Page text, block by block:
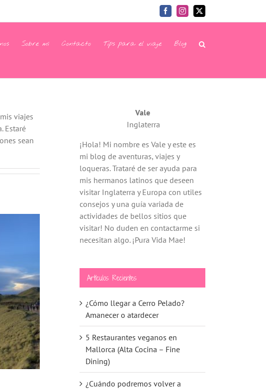
FacebookInstagram
X
Sobre mí Contacto Tips para el viaje Blog
viajes
Estaré
sean
Vale
Inglaterra
¡Hola! Mi nombre es Vale y este es
mi blog de aventuras, viajes y
loqueras. Trataré de ser ayuda para
mis hermanos latinos que deseen
visitar Inglaterra y Europa con utiles
consejos y una guía variada de
actividades de bellos sitios que
visitar! No duden en contactarme si
necesitan algo. ¡Pura Vida Mae!
Artículos Recientes
¿Cómo llegar a Cerro Pelado?
Amanecer o atardecer
5 Restaurantes veganos en
Mallorca (Alta Cocina – Fine
Dining)
¿Cuándo podremos volver a